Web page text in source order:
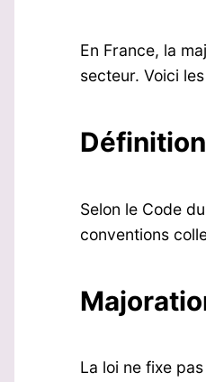
En France, la
secteur. Voici
Selon le Code
conventions
La loi ne fixe